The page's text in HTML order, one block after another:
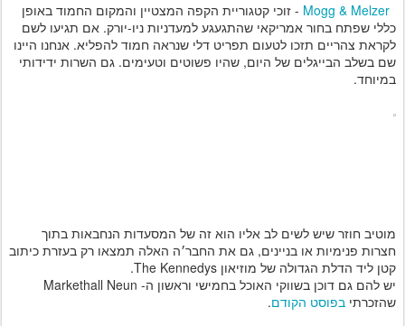
- זוכי קטגוריית הקפה המצטיין והמקום החמוד באופן
כללי שפתח בחור אמריקאי שהתגעגע למעדניות ניו-יורק. אם תגיעו לשם
לקראת צהריים תזכו לטעום תפריט דלי שנראה חמוד להפליא. אנחנו היינו
שם בשלב הבייגלים של היום, שהיו פשוטים וטעימים. גם השרות ידידותי
במיוחד.
מוטיב חוזר שיש לשים לב אליו הוא זה של המסעדות הנחבאות בתוך
חצרות פנימיות או בניינים, גם את החבר׳ה האלה תמצאו רק בעזרת כיתוב
קטן ליד הדלת הגדולה של מוזיאון The Kennedys.
יש להם גם דוכן בשווקי האוכל בחמישי וראשון ה- Markethall Neun
שהזכרתי בפוסט הקודם.